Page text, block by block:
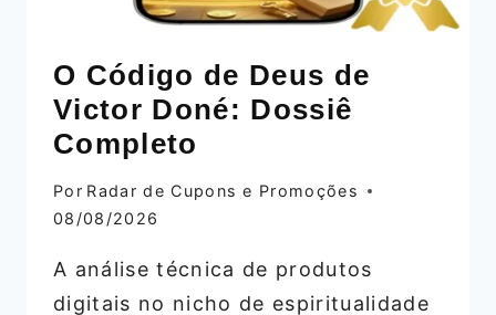
O Código de Deus de
Victor Doné: Dossiê
Completo
Por Radar de Cupons e Promoções
08/08/2026
A análise técnica de produtos
digitais no nicho de espiritualidade